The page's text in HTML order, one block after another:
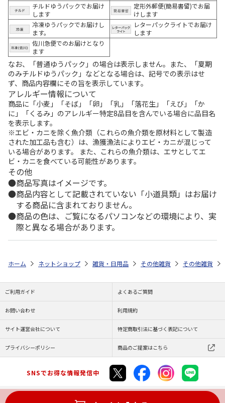
チルドゆうパックでお届け
します
定形外郵便(簡易書留)でお届
けします
冷凍ゆうパックでお届けし
ます。
レターパックライトでお届け
します
佐川急便でのお届けとなり
ます
なお、「普通ゆうパック」の場合は表示しません。また、「夏期
のみチルドゆうパック」などとなる場合は、記号での表示はせ
ず、商品内容欄にその旨を表示しています。
アレルギー情報について
商品に「小麦」「そば」「卵」「乳」「落花生」「えび」「か
に」「くるみ」のアレルギー特定8品目を含んでいる場合に品目名
を表示します。
※エビ・カニを除く魚介類（これらの魚介類を原材料として製造
された加工品も含む）は、漁獲漁法によりエビ・カニが混じって
いる場合があります。 また、これらの魚介類は、エサとしてエ
ビ・カニを食べている可能性があります。
その他
商品写真はイメージです。
商品内容として記載されていない「小道具類」はお届け
する商品に含まれておりません。
商品の色は、ご覧になるパソコンなどの環境により、実
際と異なる場合があります。
ホーム ネットショップ 雑貨・日用品 その他雑貨 その他雑貨
ご利用ガイド よくあるご質問
お問い合わせ 利用規約
サイト運営会社について 特定商取引法に基づく表記について
プライバシーポリシー 商品のご提案はこちら
SNSでお得な情報発信中